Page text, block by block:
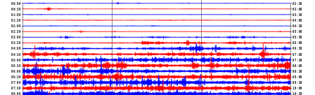
00:00
00:30
01:00
01:30
02:00
02:30
03:00
03:30
04:00
04:30
05:00
05:30
06:00
06:30
07:00
07:30
08:00
02:30
03:00
03:30
04:00
04:30
05:00
05:30
06:00
06:30
07:00
07:30
08:00
08:30
09:00
09:30
10:00
10:30